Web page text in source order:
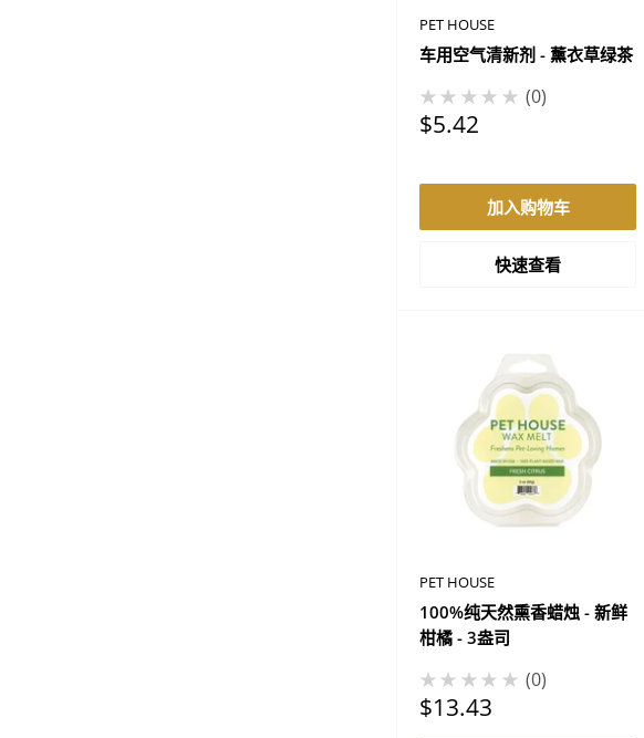
PET HOUSE
车用空气清新剂 - 薰衣草绿茶
★★★★★ 0
促
格
$5.42
加入购物车
快速查看
PET HOUSE
100%纯天然熏香蜡烛 - 新鲜
柑橘 - 3盎司
★★★★★ 0
促
$13.43